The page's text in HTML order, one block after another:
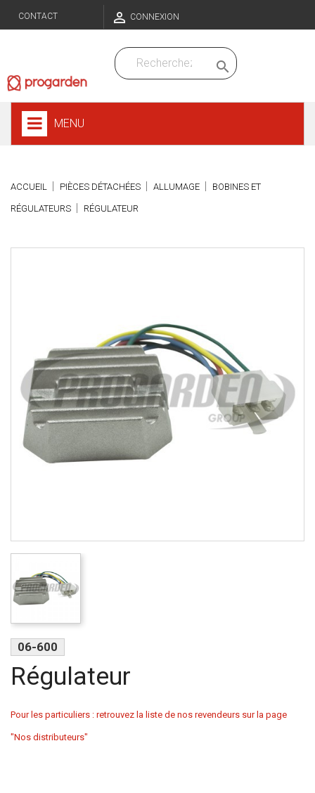
CONTACT  CONNEXION

MENU
ACCUEIL PIÈCES DÉTACHÉES ALLUMAGE BOBINES ET
RÉGULATEURS RÉGULATEUR
06-600
Régulateur
Pour les particuliers : retrouvez la liste de nos revendeurs sur la page
"Nos distributeurs"